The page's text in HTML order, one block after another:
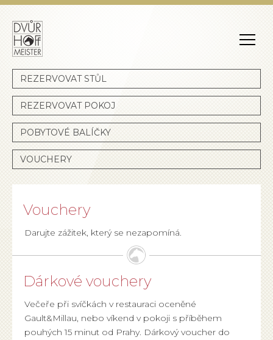
REZERVOVAT STŮL
REZERVOVAT POKOJ
POBYTOVÉ BALÍČKY
VOUCHERY
Vouchery
Darujte zážitek, který se nezapomíná.
Dárkové vouchery
Večeře při svíčkách v restauraci oceněné
Gault&Millau, nebo víkend v pokoji s příběhem
pouhých 15 minut od Prahy. Dárkový voucher do